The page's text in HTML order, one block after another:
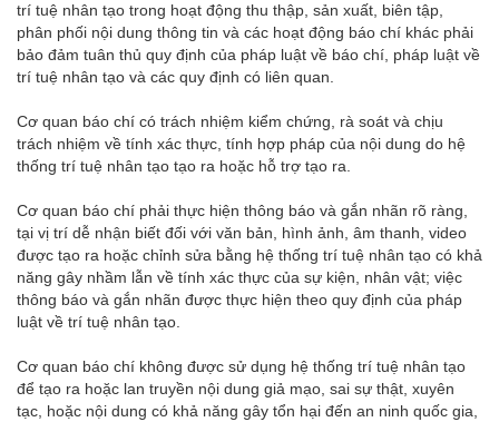
trí tuệ nhân tạo trong hoạt động thu thập, sản xuất, biên tập,
phân phối nội dung thông tin và các hoạt động báo chí khác phải
bảo đảm tuân thủ quy định của pháp luật về báo chí, pháp luật về
trí tuệ nhân tạo và các quy định có liên quan.
Cơ quan báo chí có trách nhiệm kiểm chứng, rà soát và chịu
trách nhiệm về tính xác thực, tính hợp pháp của nội dung do hệ
thống trí tuệ nhân tạo tạo ra hoặc hỗ trợ tạo ra.
Cơ quan báo chí phải thực hiện thông báo và gắn nhãn rõ ràng,
tại vị trí dễ nhận biết đối với văn bản, hình ảnh, âm thanh, video
được tạo ra hoặc chỉnh sửa bằng hệ thống trí tuệ nhân tạo có khả
năng gây nhầm lẫn về tính xác thực của sự kiện, nhân vật; việc
thông báo và gắn nhãn được thực hiện theo quy định của pháp
luật về trí tuệ nhân tạo.
Cơ quan báo chí không được sử dụng hệ thống trí tuệ nhân tạo
để tạo ra hoặc lan truyền nội dung giả mạo, sai sự thật, xuyên
tạc, hoặc nội dung có khả năng gây tổn hại đến an ninh quốc gia,